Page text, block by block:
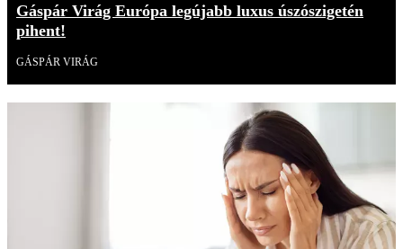
Gáspár Virág Európa legújabb luxus úszószigetén
pihent!
GÁSPÁR VIRÁG